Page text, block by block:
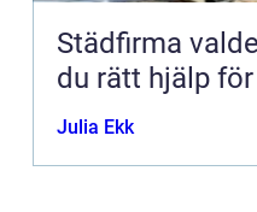
Städfirma
du rätt hjälp
Julia Ekk